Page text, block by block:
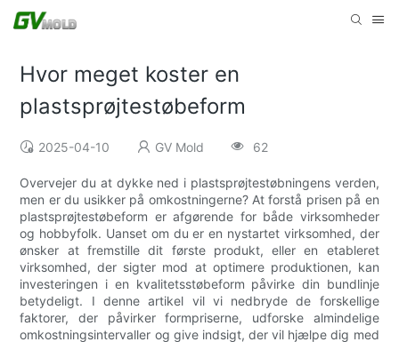
Hvor meget koster en
plastsprøjtestøbeform
2025-04-10 GV Mold 62
Overvejer du at dykke ned i plastsprøjtestøbningens verden,
men er du usikker på omkostningerne? At forstå prisen på en
plastsprøjtestøbeform er afgørende for både virksomheder
og hobbyfolk. Uanset om du er en nystartet virksomhed, der
ønsker at fremstille dit første produkt, eller en etableret
virksomhed, der sigter mod at optimere produktionen, kan
investeringen i en kvalitetsstøbeform påvirke din bundlinje
betydeligt. I denne artikel vil vi nedbryde de forskellige
faktorer, der påvirker formpriserne, udforske almindelige
omkostningsintervaller og give indsigt, der vil hjælpe dig med